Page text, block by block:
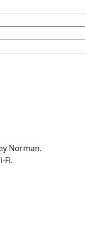
Norman.
Fi.